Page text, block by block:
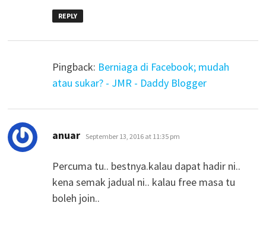
REPLY
Pingback: Berniaga di Facebook; mudah
atau sukar? - JMR - Daddy Blogger
anuar says:
September 13, 2016 at 11:35 pm
Percuma tu.. bestnya.kalau dapat hadir ni..
kena semak jadual ni.. kalau free masa tu
boleh join..